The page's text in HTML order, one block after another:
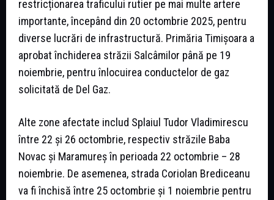
restricționarea traficului rutier pe mai multe artere
importante, începând din 20 octombrie 2025, pentru
diverse lucrări de infrastructură. Primăria Timișoara a
aprobat închiderea străzii Salcâmilor până pe 19
noiembrie, pentru înlocuirea conductelor de gaz
solicitată de Del Gaz.
Alte zone afectate includ Splaiul Tudor Vladimirescu
între 22 și 26 octombrie, respectiv străzile Baba
Novac și Maramureș în perioada 22 octombrie – 28
noiembrie. De asemenea, strada Coriolan Brediceanu
va fi închisă între 25 octombrie și 1 noiembrie pentru